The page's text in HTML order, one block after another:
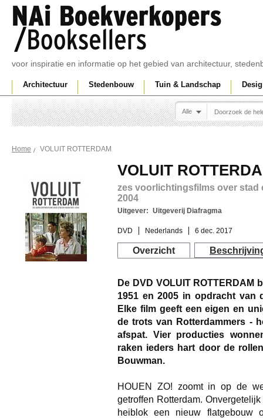
voor inspiratie en informatie op het gebied van architectuur,
Architectuur Stedenbouw Tuin & Landschap
Alle
Home VOLUIT ROTTERDAM
VOLUIT
zes voorlichtingsfilms over stad
2004
Uitgever: Uitgeverij Diafragma
DVD Nederlands 6 dec. 2017
Overzicht
De DVD VOLUIT
1951 en 2005 in opdracht van
Elke film geeft een eigen en
de trots van Rotterdammers -
afspat. Vier producties
raken ieders hart door de
Bouwman.
HOUEN ZO! zoomt in op de
getroffen Rotterdam.
heiblok een nieuw flatgebouw